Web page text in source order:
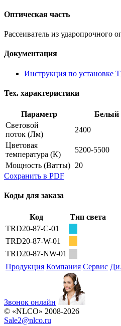
Оптическая часть
Рассеиватель из ударопрочного
Документация
Инструкция по установке
Тех. характеристики
Параметр Белый
Световой
поток (Лм)
2400
Цветовая
температура (К)
5200-5500
Мощность (Ватты) 20
Сохранить в PDF
Коды для заказа
Код Тип света
TRD20-87-C-01
TRD20-87-W-01
TRD20-87-NW-01
Продукция Компания Сервис
Звонок онлайн
© «NLCO» 2008-2026
Sale2@nlco.ru